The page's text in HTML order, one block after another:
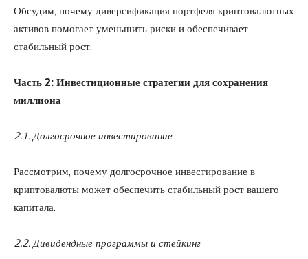
Обсудим, почему диверсификация портфеля криптовалютных
активов помогает уменьшить риски и обеспечивает
стабильный рост.
Часть 2: Инвестиционные стратегии для сохранения
миллиона
2.1. Долгосрочное инвестирование
Рассмотрим, почему долгосрочное инвестирование в
криптовалюты может обеспечить стабильный рост вашего
капитала.
2.2. Дивидендные программы и стейкинг